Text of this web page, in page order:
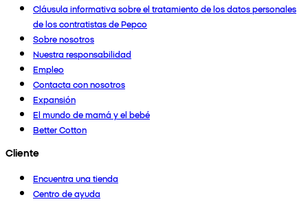
Cláusula informativa sobre el tratamiento de los datos personales
de los contratistas de Pepco
Sobre nosotros
Nuestra responsabilidad
Empleo
Contacta con nosotros
Expansión
El mundo de mamá y el bebé
Better Cotton
Cliente
Encuentra una tienda
Centro de ayuda